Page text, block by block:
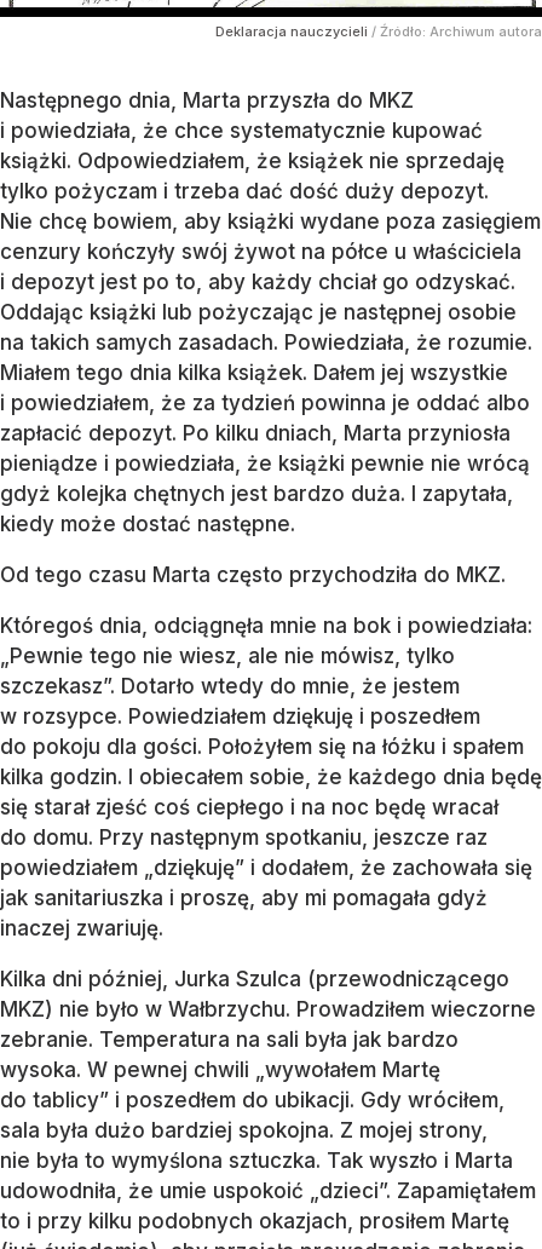
Deklaracja nauczycieli / Źródło: Archiwum autora
Następnego dnia, Marta przyszła do MKZ
i powiedziała, że chce systematycznie kupować
książki. Odpowiedziałem, że książek nie sprzedaję
tylko pożyczam i trzeba dać dość duży depozyt.
Nie chcę bowiem, aby książki wydane poza zasięgiem
cenzury kończyły swój żywot na półce u właściciela
i depozyt jest po to, aby każdy chciał go odzyskać.
Oddając książki lub pożyczając je następnej osobie
na takich samych zasadach. Powiedziała, że rozumie.
Miałem tego dnia kilka książek. Dałem jej wszystkie
i powiedziałem, że za tydzień powinna je oddać albo
zapłacić depozyt. Po kilku dniach, Marta przyniosła
pieniądze i powiedziała, że książki pewnie nie wrócą
gdyż kolejka chętnych jest bardzo duża. I zapytała,
kiedy może dostać następne.
Od tego czasu Marta często przychodziła do MKZ.
Któregoś dnia, odciągnęła mnie na bok i powiedziała:
„Pewnie tego nie wiesz, ale nie mówisz, tylko
szczekasz”. Dotarło wtedy do mnie, że jestem
w rozsypce. Powiedziałem dziękuję i poszedłem
do pokoju dla gości. Położyłem się na łóżku i spałem
kilka godzin. I obiecałem sobie, że każdego dnia będę
się starał zjeść coś ciepłego i na noc będę wracał
do domu. Przy następnym spotkaniu, jeszcze raz
powiedziałem „dziękuję” i dodałem, że zachowała się
jak sanitariuszka i proszę, aby mi pomagała gdyż
inaczej zwariuję.
Kilka dni później, Jurka Szulca (przewodniczącego
MKZ) nie było w Wałbrzychu. Prowadziłem wieczorne
zebranie. Temperatura na sali była jak bardzo
wysoka. W pewnej chwili „wywołałem Martę
do tablicy” i poszedłem do ubikacji. Gdy wróciłem,
sala była dużo bardziej spokojna. Z mojej strony,
nie była to wymyślona sztuczka. Tak wyszło i Marta
udowodniła, że umie uspokoić „dzieci”. Zapamiętałem
to i przy kilku podobnych okazjach, prosiłem Martę